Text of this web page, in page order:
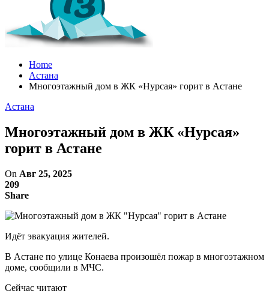
Home
Астана
Многоэтажный дом в ЖК «Нурсая» горит в Астане
Астана
Многоэтажный дом в ЖК «Нурсая»
горит в Астане
On Авг 25, 2025
209
Share
Идёт эвакуация жителей.
В Астане по улице Конаева произошёл пожар в многоэтажном
доме, сообщили в МЧС.
Сейчас читают